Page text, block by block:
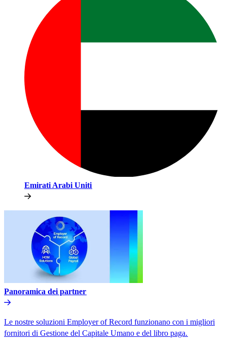
Emirati Arabi Uniti​​
Panoramica dei partner​​
Le nostre soluzioni Employer of Record funzionano con i migliori
fornitori di Gestione del Capitale Umano e del libro paga.​​